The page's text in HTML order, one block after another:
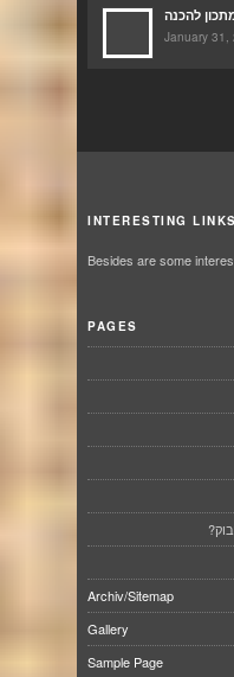
January 31,
INTERESTING LINKS
Besides are some
PAGES
Archiv/Sitemap
Gallery
Sample Page